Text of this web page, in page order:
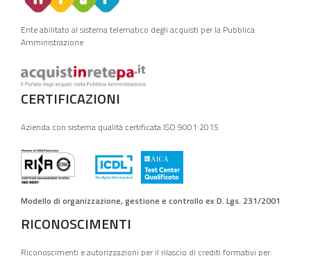
Ente abilitato al sistema telematico degli acquisti per la Pubblica
Amministrazione
CERTIFICAZIONI
Azienda con sistema qualità certificata ISO 9001:2015
Modello di organizzazione, gestione e controllo ex D. Lgs. 231/2001
RICONOSCIMENTI
Riconoscimenti e autorizzazioni per il rilascio di crediti formativi per: